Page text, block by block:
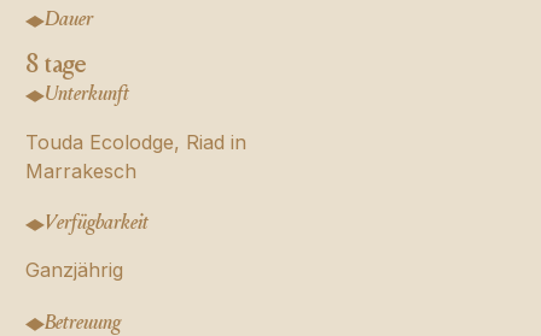
Dauer
8 tage
Unterkunft
Touda Ecolodge, Riad in
Marrakesch
Verfügbarkeit
Ganzjährig
Betreuung